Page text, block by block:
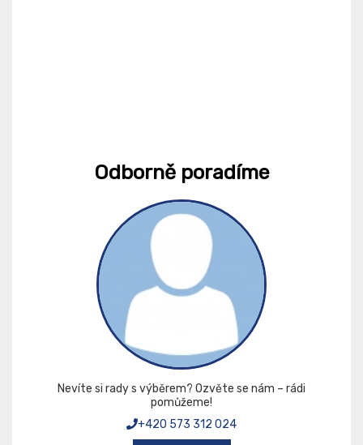
Odborně poradíme
Nevíte si rady s výběrem? Ozvěte se nám – rádi
pomůžeme!
+420 573 312 024